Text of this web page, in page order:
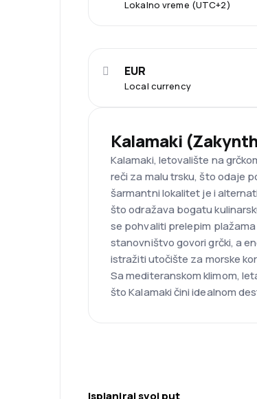
Lokalno vreme (UTC+2)
Local currency
EUR
Kalamaki
Kalamaki, letovalište na
reči za malu trsku, što odaje
šarmantni lokalitet je i
što odražava bogatu
se pohvaliti prelepim
stanovništvo govori grčki, a
istražiti utočište za morske
Sa mediteranskom klimom,
što Kalamaki čini idealnom
Isplaniraj svoj put